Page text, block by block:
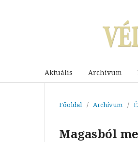
Aktuális Archívum
Főoldal / Archívum /
Magasból